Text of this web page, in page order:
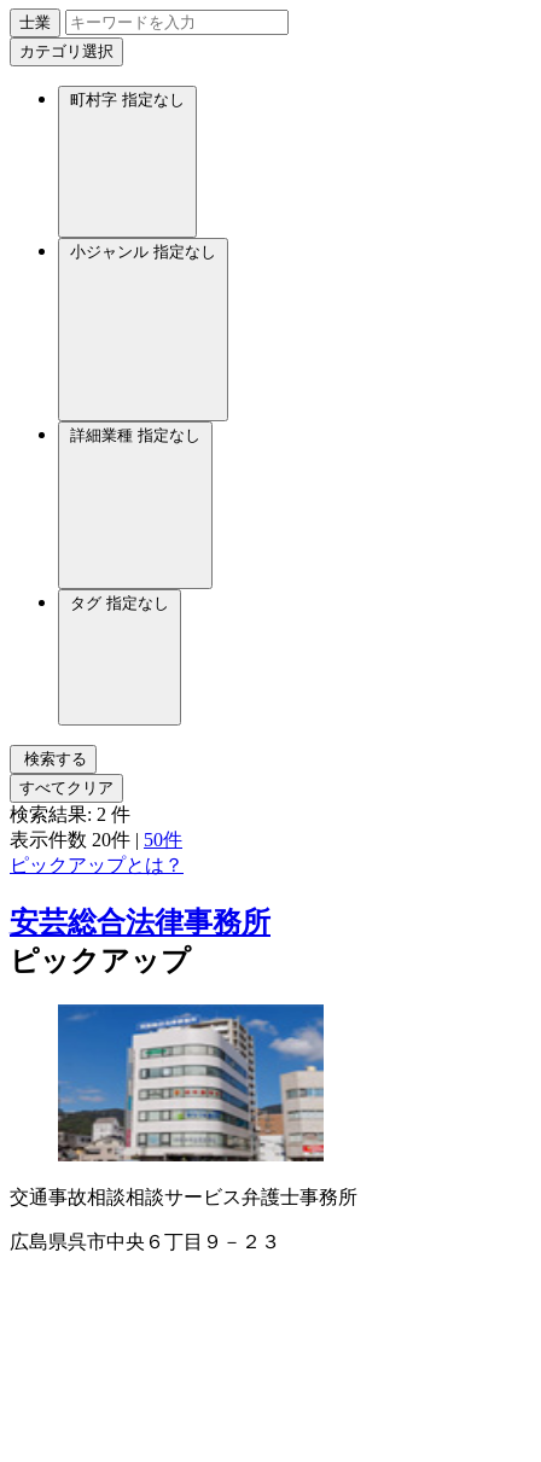
士業
カテゴリ選択
町村字 指定なし
小ジャンル 指定なし
詳細業種 指定なし
タグ 指定なし
検索する
すべてクリア
検索結果: 2 件
表示件数 20件 | 50件
ピックアップとは？
安芸総合法律事務所
ピックアップ
交通事故相談相談サービス弁護士事務所
広島県呉市中央６丁目９－２３